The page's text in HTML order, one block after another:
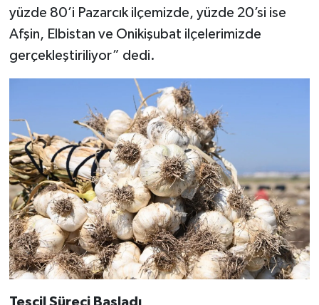
yüzde 80’i Pazarcık ilçemizde, yüzde 20’si ise
Afşin, Elbistan ve Onikişubat ilçelerimizde
gerçekleştiriliyor” dedi.
Tescil Süreci Başladı